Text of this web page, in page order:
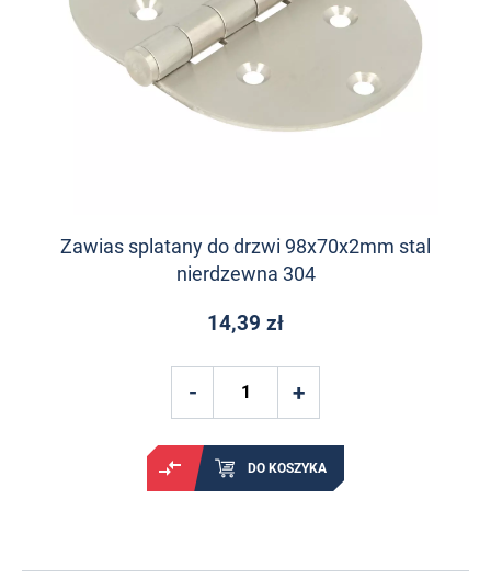
Zawias splatany do drzwi 98x70x2mm stal
nierdzewna 304
14,39 zł
DO KOSZYKA